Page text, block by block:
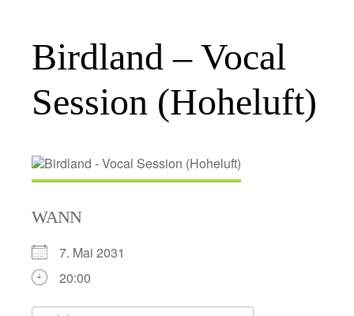
Birdland – Vocal
Session (Hoheluft)
WANN
7. Mai 2031
20:00